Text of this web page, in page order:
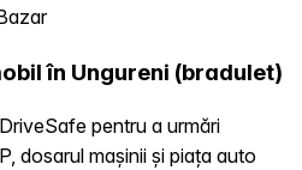
în Ungureni (bradulet)
pentru a urmări
dosarul mașinii și piața auto